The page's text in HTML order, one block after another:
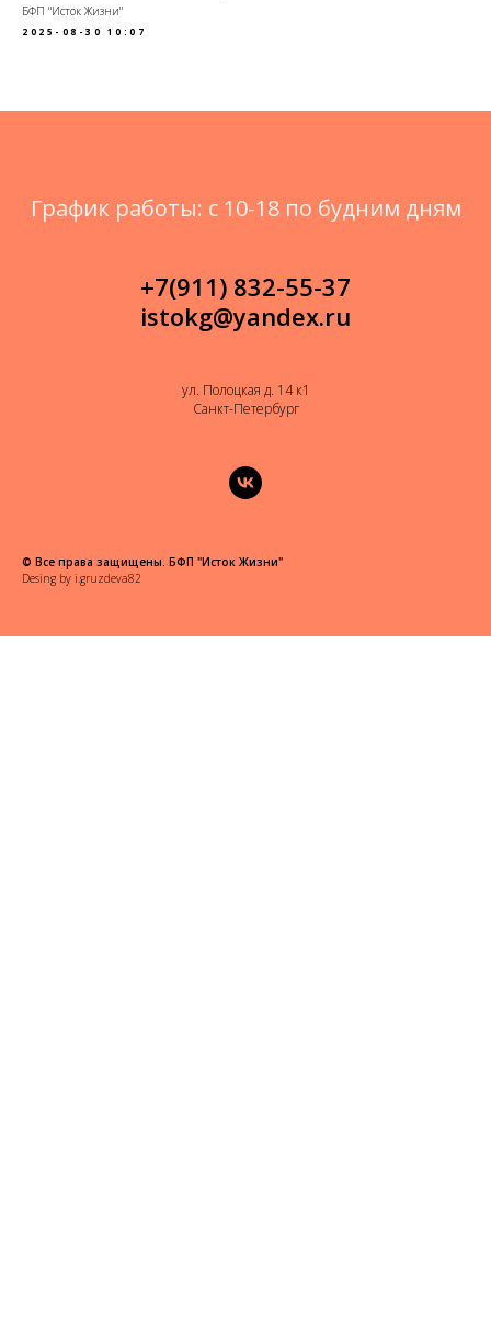
БФП "Исток Жизни"
2025-08-30 10:07
График работы: с 10-18 по будним дням
+7(911) 832-55-37
istokg@yandex.ru
ул. Полоцкая д. 14 к1
Санкт-Петербург
© Все права защищены. БФП "Исток Жизни"
Desing by i.gruzdeva82